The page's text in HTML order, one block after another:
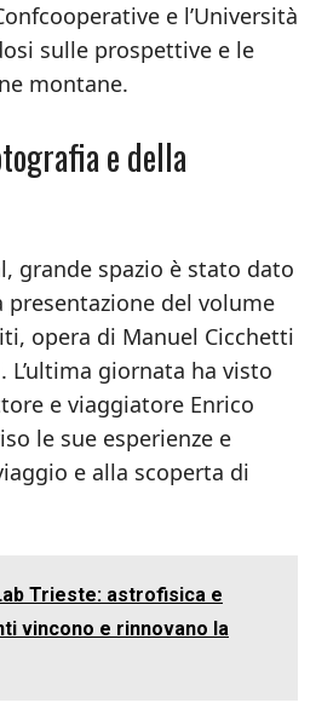
e l’Università
sulle prospettive e le
montane.
e della
grande spazio è stato dato
del volume
opera di Manuel Cicchetti
giornata ha visto
e viaggiatore Enrico
le sue esperienze e
e alla scoperta di
Trieste: astrofisica e
vincono e rinnovano la